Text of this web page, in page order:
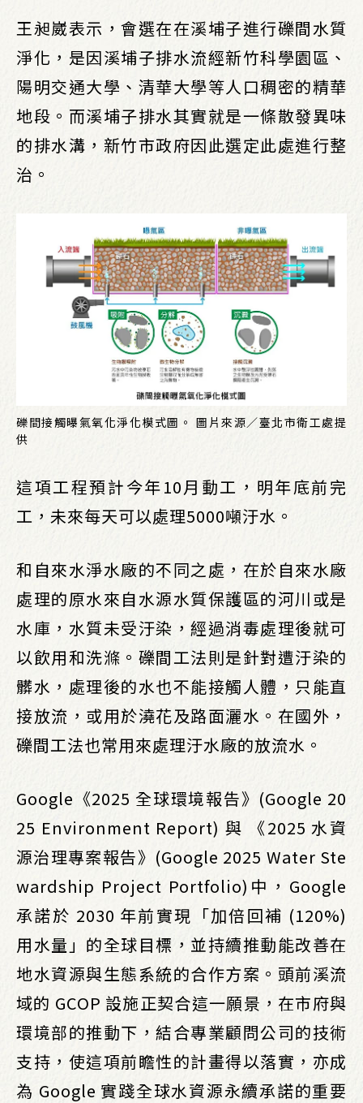
王昶崴表示，會選在在溪埔子進行礫間水質
淨化，是因溪埔子排水流經新竹科學園區、
陽明交通大學、清華大學等人口稠密的精華
地段。而溪埔子排水其實就是一條散發異味
的排水溝，新竹市政府因此選定此處進行整
治。
礫間接觸曝氣氧化淨化模式圖。 圖片來源／臺北市衛工處提
供
這項工程預計今年10月動工，明年底前完
工，未來每天可以處理5000噸汙水。
和自來水淨水廠的不同之處，在於自來水廠
處理的原水來自水源水質保護區的河川或是
水庫，水質未受汙染，經過消毒處理後就可
以飲用和洗滌。礫間工法則是針對遭汙染的
髒水，處理後的水也不能接觸人體，只能直
接放流，或用於澆花及路面灑水。在國外，
礫間工法也常用來處理汙水廠的放流水。
Google《2025 全球環境報告》(Google 20
25 Environment Report) 與 《2025 水資
源治理專案報告》(Google 2025 Water Ste
wardship Project Portfolio)中，Google
承諾於 2030 年前實現「加倍回補 (120%)
用水量」的全球目標，並持續推動能改善在
地水資源與生態系統的合作方案。頭前溪流
域的 GCOP 設施正契合這一願景，在市府與
環境部的推動下，結合專業顧問公司的技術
支持，使這項前瞻性的計畫得以落實，亦成
為 Google 實踐全球水資源永續承諾的重要